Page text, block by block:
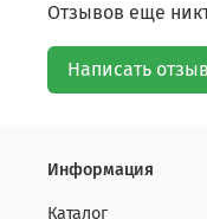
Отзывов еще
Написать отзыв
Информация
Каталог